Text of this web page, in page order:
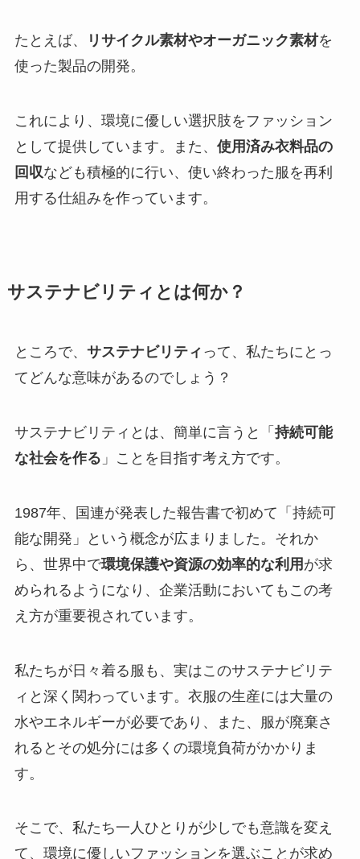
たとえば、 リサイクル素材やオーガニック素材を
使った製品の開発。
これにより、環境に優しい選択肢をファッション
として提供しています。また、 使用済み衣料品の
回収なども積極的に行い、使い終わった服を再利
用する仕組みを作っています。
サステナビリティとは何か？
ところで、 サステナビリティ って、私たちにとっ
てどんな意味があるのでしょう？
サステナビリティとは、簡単に言うと「 持続可能
な社会を作る 」ことを目指す考え方です。
1987年、国連が発表した報告書で初めて「持続可
能な開発」という概念が広まりました。それか
ら、世界中で環境保護や資源の効率的な利用 が求
められるようになり、企業活動においてもこの考
え方が重要視されています。
私たちが日々着る服も、実はこのサステナビリテ
ィと深く関わっています。衣服の生産には大量の
水やエネルギーが必要であり、また、服が廃棄さ
れるとその処分には多くの環境負荷がかかりま
す。
そこで、私たち一人ひとりが少しでも意識を変え
て、環境に優しいファッションを選ぶことが求め